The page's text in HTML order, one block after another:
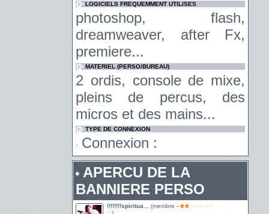
LOGICIELS FREQUEMMENT UTILISES
photoshop, flash,
dreamweaver, after Fx,
premiere...
MATERIEL (PERSO/BUREAU)
2 ordis, console de mixe,
pleins de percus, des
micros et des mains...
TYPE DE CONNEXION
Connexion :
APERCU DE LA
BANNIERE PERSO
!!!!!!!!spiritua...
(membre -
)